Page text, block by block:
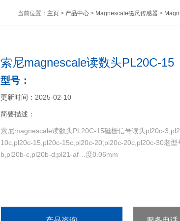
当前位置： 主页> 产品中心> Magnescale磁尺传感器 >
索尼magnescale读数头PL20C-15
型号：
更新时间：2025-02-10
简要描述：
索尼magnescale读数头PL20C-15磁栅信号读头pl20c-
10c,pl20c-15,pl20c-15c,pl20c-20;pl20c-20c,pl20c-30老
b,pl20b-c,pl20b-d;pl21-af…度0.06mm